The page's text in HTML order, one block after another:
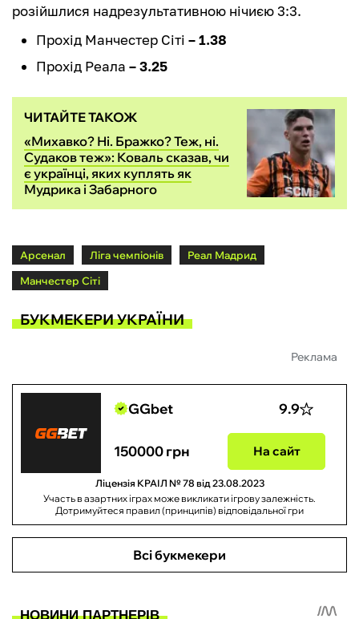
розійшлися надрезультативною нічиєю 3:3.
Прохід Манчестер Сіті – 1.38
Прохід Реала – 3.25
ЧИТАЙТЕ ТАКОЖ
«Михавко? Ні. Бражко? Теж, ні.
Судаков теж»: Коваль сказав, чи
є українці, яких куплять як
Мудрика і Забарного
Арсенал Ліга чемпіонів
Реал Мадрид
Манчестер Сіті
БУКМЕКЕРИ УКРАЇНИ
Реклама
GGbet 9.9
150000 грн На сайт
Ліцензія КРАІЛ № 78 від 23.08.2023
Участь в азартних іграх може викликати ігрову залежність.
Дотримуйтеся правил (принципів) відповідальної гри
Всі букмекери